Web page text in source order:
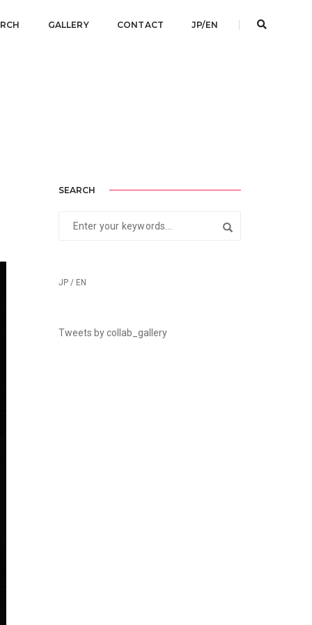
GALLERY CONTACT JP/EN
SEARCH
JP / EN
Tweets by collab_gallery